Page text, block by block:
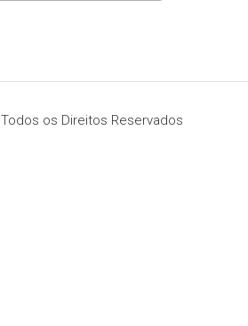
Todos os Direitos Reservados